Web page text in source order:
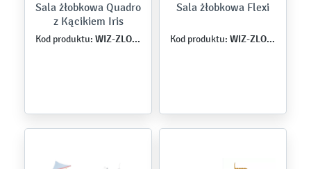
Sala żłobkowa Quadro
z Kącikiem Iris
Kod produktu: WIZ-ZLO-QU-0006
Sala żłobkowa Flexi
Kod produktu: WIZ-ZLO-FL-0001